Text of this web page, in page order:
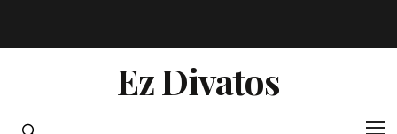
Ez Divatos